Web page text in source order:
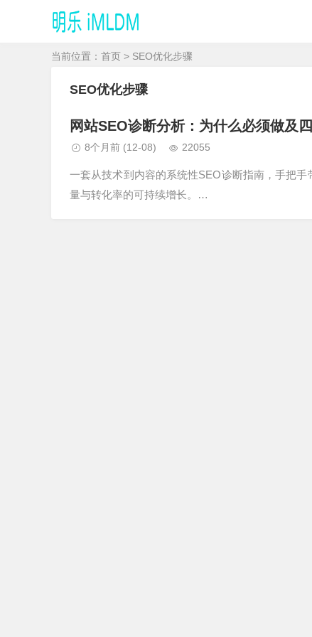
当前位置： 首页 > SEO优化步骤
SEO优化步骤
网站SEO诊断分析：为什么必须做及
8个月前 (12-08) 22055
一套从技术到内容的系统性SEO诊断指南，手把
量与转化率的可持续增长。…